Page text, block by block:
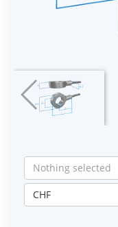
Nothing selected
CHF